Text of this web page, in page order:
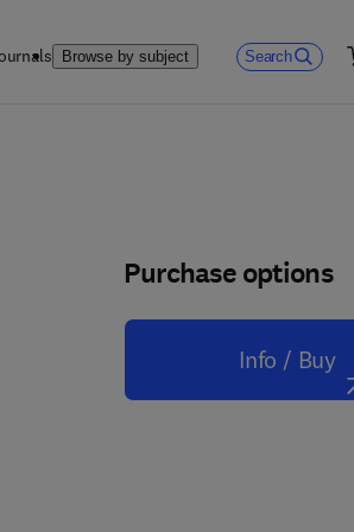
Browse by subject Search
Purchase options
Info / Buy